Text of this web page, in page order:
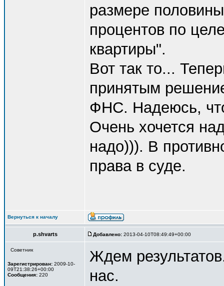
размере
процентов по
квартиры".
Вот так то...
принятым
ФНС. Надеюсь,
Очень хочется
надо))). В
права в суде.
Вернуться к началу
p.shvarts Добавлено: 2013-04-10T08:49:49+00:00
Советник
Зарегистрирован: 2009-10-
09T21:38:26+00:00
Сообщения: 220
Ждем
нас.